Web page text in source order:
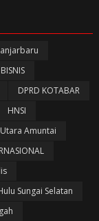
BISNIS
DPRD KOTABAR
HNSI
Amuntai
Sungai Selatan